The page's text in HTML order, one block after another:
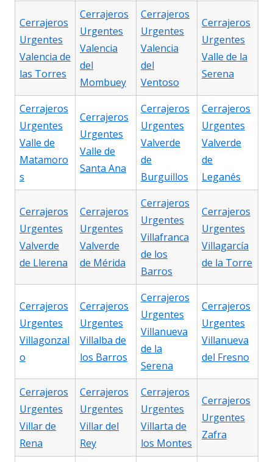
Cerrajeros
Urgentes
Valencia de
las Torres
Cerrajeros
Urgentes
Valencia
del
Mombuey
Cerrajeros
Urgentes
Valencia
del
Ventoso
Cerrajeros
Urgentes
Valle de la
Serena
Cerrajeros
Urgentes
Valle de
Matamoro
s
Cerrajeros
Urgentes
Valle de
Santa Ana
Cerrajeros
Urgentes
Valverde
de
Burguillos
Cerrajeros
Urgentes
Valverde
de
Leganés
Cerrajeros
Urgentes
Valverde
de Llerena
Cerrajeros
Urgentes
Valverde
de Mérida
Cerrajeros
Urgentes
Villafranca
de los
Barros
Cerrajeros
Urgentes
Villagarcía
de la Torre
Cerrajeros
Urgentes
Villagonzal
o
Cerrajeros
Urgentes
Villalba de
los Barros
Cerrajeros
Urgentes
Villanueva
de la
Serena
Cerrajeros
Urgentes
Villanueva
del Fresno
Cerrajeros
Urgentes
Villar de
Rena
Cerrajeros
Urgentes
Villar del
Rey
Cerrajeros
Urgentes
Villarta de
los Montes
Cerrajeros
Urgentes
Zafra